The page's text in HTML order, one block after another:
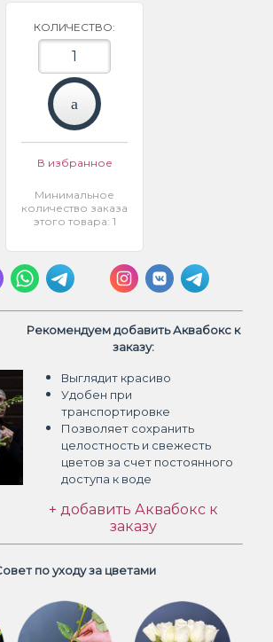
КОЛИЧЕСТВО:
В избранное
Минимальное
количество заказа
этого товара: 1
Рекомендуем добавить Аквабокс к
заказу:
Выглядит красиво
Удобен при
транспортировке
Позволяет сохранить
целостность и свежесть
цветов за счет постоянного
доступа к воде
+ добавить Аквабокс к
заказу
по уходу за цветами